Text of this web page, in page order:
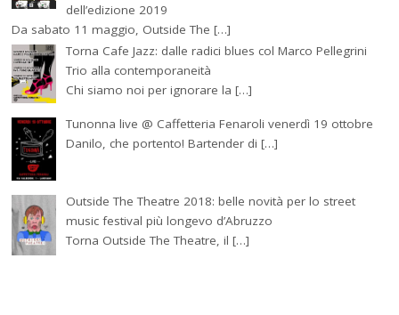
dell’edizione 2019
Da sabato 11 maggio, Outside The […]
Torna Cafe Jazz: dalle radici blues col Marco Pellegrini
Trio alla contemporaneità
Chi siamo noi per ignorare la […]
Tunonna live @ Caffetteria Fenaroli venerdì 19 ottobre
Danilo, che portento! Bartender di […]
Outside The Theatre 2018: belle novità per lo street
music festival più longevo d’Abruzzo
Torna Outside The Theatre, il […]